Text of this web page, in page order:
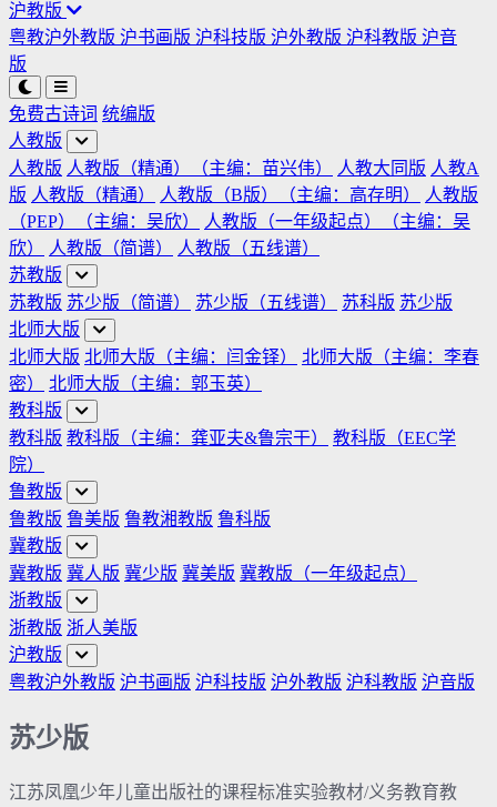
沪教版
粤教沪外教版 沪书画版 沪科技版 沪外教版 沪科教版 沪音
版
免费古诗词 统编版
人教版
人教版 人教版（精通）（主编：苗兴伟） 人教大同版 人教A
版 人教版（精通） 人教版（B版）（主编：高存明）
人教版
（PEP）（主编：吴欣）
人教版（一年级起点）（主编：吴
欣）
人教版（简谱）
人教版（五线谱）
苏教版
苏教版 苏少版（简谱） 苏少版（五线谱） 苏科版 苏少版
北师大版
北师大版 北师大版（主编：闫金铎）
北师大版（主编：李春
密）
北师大版（主编：郭玉英）
教科版
教科版 教科版（主编：龚亚夫&鲁宗干）
教科版（EEC学
院）
鲁教版
鲁教版 鲁美版 鲁教湘教版 鲁科版
冀教版
冀教版 冀人版 冀少版 冀美版 冀教版（一年级起点）
浙教版
浙教版 浙人美版
沪教版
粤教沪外教版 沪书画版 沪科技版 沪外教版 沪科教版 沪音版
苏少版
江苏凤凰少年儿童出版社的课程标准实验教材/义务教育教